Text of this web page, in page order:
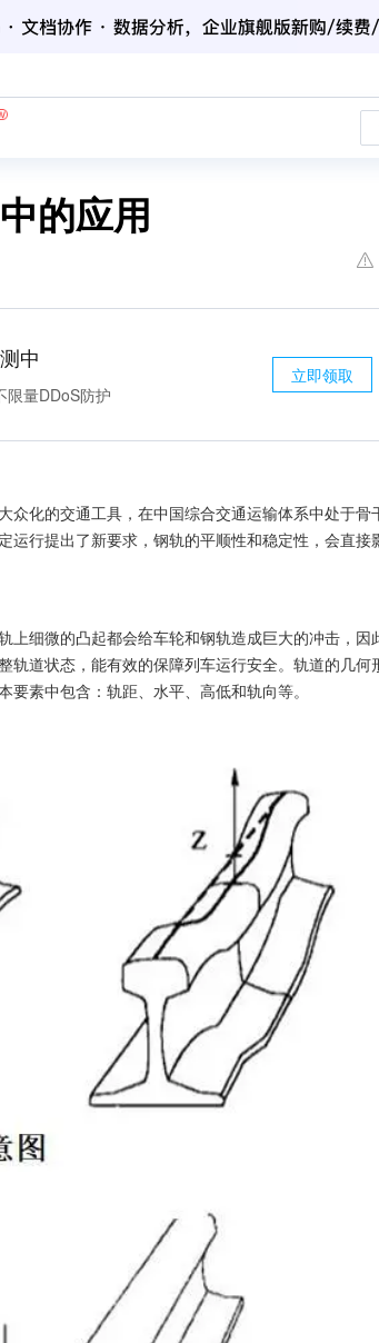
的应用
中
限量DDoS防护
立即领取
众化的交通工具，在中国综合交通运输体系中处于骨
行提出了新要求，钢轨的平顺性和稳定性，会直接
细微的凸起都会给车轮和钢轨造成巨大的冲击，因
道状态，能有效的保障列车运行安全。轨道的几何
素中包含：轨距、水平、高低和轨向等。